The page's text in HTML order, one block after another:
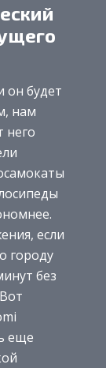
он будет
нам
него
если
городу
без
еще